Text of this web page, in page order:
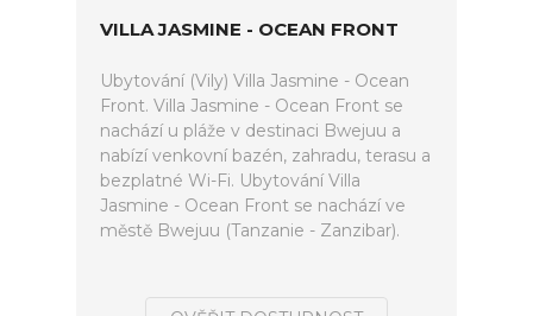
VILLA JASMINE - OCEAN FRONT
Ubytování (Vily) Villa Jasmine - Ocean
Front. Villa Jasmine - Ocean Front se
nachází u pláže v destinaci Bwejuu a
nabízí venkovní bazén, zahradu, terasu a
bezplatné Wi-Fi. Ubytování Villa
Jasmine - Ocean Front se nachází ve
městě Bwejuu (Tanzanie - Zanzibar).